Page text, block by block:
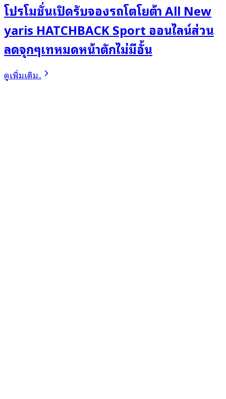
โปรโมชั่นเปิดรับจองรถโตโยต้า All New
yaris HATCHBACK Sport ออนไลน์ส่วน
ลดจุกๆเทหมดหน้าตักไม่มีอั้น
ดูเพิ่มเติม..